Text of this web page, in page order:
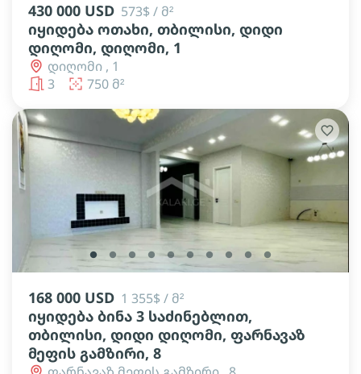
430 000 USD 573$ / მ²
იყიდება ოთახი, თბილისი, დიდი
დიღომი, დიღომი, 1
დიღომი , 1
3
750 მ²
lens lens lens lens lens lens lens lens lens lens
168 000 USD 1 355$ / მ²
იყიდება ბინა 3 საძინებლით,
თბილისი, დიდი დიღომი, ფარნავაზ
მეფის გამზირი, 8